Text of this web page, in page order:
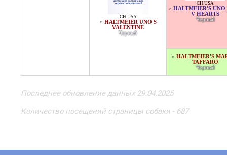
CH USA
♀ HALTMEIER UNO'S
VALENTINE
Черный
CH USA
♂ HALTMEIER'S
V HEARTS
Черный
♀ HALTMEIER'S
TAFFARO
Черный
Последнее обновление данных 29.04.2025
Количество посещений страницы собаки - 687